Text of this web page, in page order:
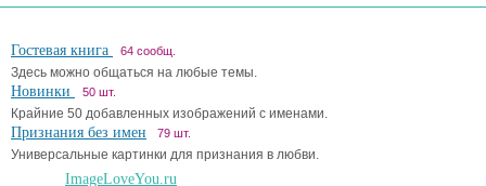
Гостевая книга 64 сообщ.
Здесь можно общаться на любые темы.
Новинки 50 шт.
Крайние 50 добавленных изображений с именами.
Признания без имен 79 шт.
Универсальные картинки для признания в любви.
ImageLoveYou.ru